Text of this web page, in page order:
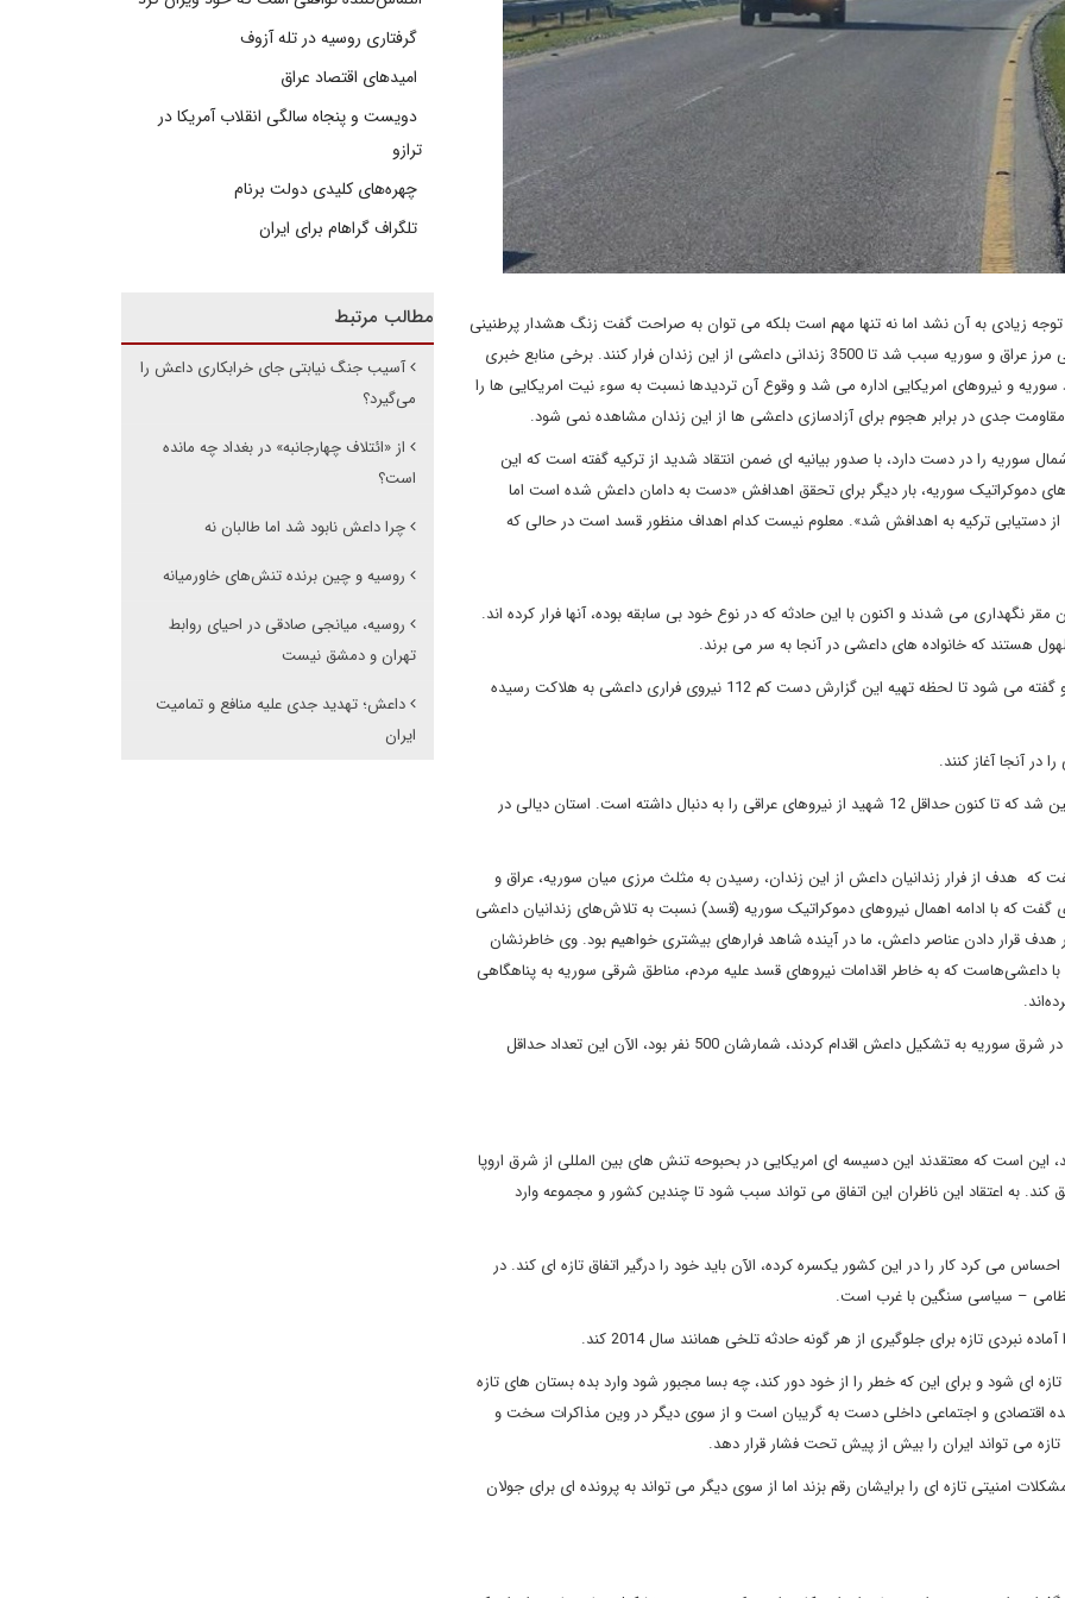
زیادی به آن نشد اما نه تنها مهم است بلکه می توان به صراحت گفت زنگ هشدار پرطنینی
را به صدا در آورده است. حمله به زندانی در حسکه سوریه در نزدیکی مرز عراق و سوریه سبب شد تا 3500 زندانی داعشی از این زندان فرار کنند. برخی منابع خبری
کرد سوریه و نیروهای امریکایی اداره می شد و وقوع آن تردیدها نسبت به سوء نیت امریکایی ها را
جدی در برابر هجوم برای آزادسازی داعشی ها از این زندان مشاهده نمی شود.
سوریه را در دست دارد، با صدور بیانیه ای ضمن انتقاد شدید از ترکیه گفته است که این
دموکراتیک سوریه، بار دیگر برای تحقق اهدافش «دست به دامان داعش شده است اما
از دستیابی ترکیه به اهدافش شد». معلوم نیست کدام اهداف منظور قسد است در حالی که
نگهداری می شدند و اکنون با این حادثه که در نوع خود بی سابقه بوده، آنها فرار کرده اند.
هستند که خانواده های داعشی در آنجا به سر می برند.
در حال حاضر نبرد سنگینی در مناطق اطراف حسکه در جریان است و گفته می شود تا لحظه تهیه این گزارش دست کم 112 نیروی فراری داعشی به هلاکت رسیده
در آنجا آغاز کنند.
طی هفته گذشته دست کم سه بار به استان دیالی عراق حملات سنگین شد که تا کنون حداقل 12 شهید از نیروهای عراقی را به دنبال داشته است. استان دیالی در
که هدف از فرار زندانیان داعش از این زندان، رسیدن به مثلث مرزی میان سوریه، عراق و
گفت که با ادامه اهمال نیروهای دموکراتیک سوریه (قسد) نسبت به تلاش‌های زندانیان داعشی
در هدف قرار دادن عناصر داعش، ما در آینده شاهد فرارهای بیشتری خواهیم بود. وی خاطرنشان
داعشی‌هاست که به خاطر اقدامات نیروهای قسد علیه مردم، مناطق شرقی سوریه به پناهگاهی
در سال 2014 که نیروهای تروریستی از زندان ابوغریب فرار کردند و در شرق سوریه به تشکیل داعش اقدام کردند، شمارشان 500 نفر بود، الآن این تعداد حداقل
این است که معتقدند این دسیسه ای امریکایی در بحبوحه تنش های بین المللی از شرق اروپا
به اعتقاد این ناظران این اتفاق می تواند سبب شود تا چندین کشور و مجموعه وارد
می کرد کار را در این کشور یکسره کرده، الآن باید خود را درگیر اتفاق تازه ای کند. در
نظامی – سیاسی سنگین با غرب است.
تازه برای جلوگیری از هر گونه حادثه تلخی همانند سال 2014 کند.
ای شود و برای این که خطر را از خود دور کند، چه بسا مجبور شود وارد بده بستان های تازه
اقتصادی و اجتماعی داخلی دست به گریبان است و از سوی دیگر در وین مذاکرات سخت و
می تواند ایران را بیش از پیش تحت فشار قرار دهد.
امنیتی تازه ای را برایشان رقم بزند اما از سوی دیگر می تواند به پرونده ای برای جولان
گرفتاری روسیه در تله آزوف
امیدهای اقتصاد عراق
دویست و پنجاه سالگی انقلاب آمریکا در
ترازو
چهره‌های کلیدی دولت برنام
تلگراف گراهام برای ایران
مطالب مرتبط
آسیب جنگ نیابتی جای خرابکاری داعش را
می‌گیرد؟
از «ائتلاف چهارجانبه» در بغداد چه مانده
است؟
چرا داعش نابود شد اما طالبان نه
روسیه و چین برنده تنش‌های خاورمیانه
روسیه، میانجی صادقی در احیای روابط
تهران و دمشق نیست
داعش؛ تهدید جدی علیه منافع و تمامیت
ایران